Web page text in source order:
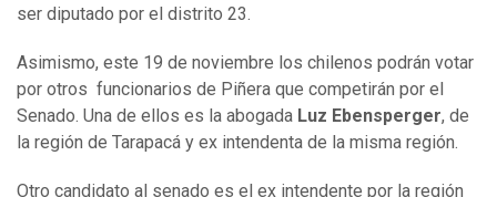
ser diputado por el distrito 23.
Asimismo, este 19 de noviembre los chilenos podrán votar
por otros funcionarios de Piñera que competirán por el
Senado. Una de ellos es la abogada Luz Ebensperger, de
la región de Tarapacá y ex intendenta de la misma región.
Otro candidato al senado es el ex intendente por la región